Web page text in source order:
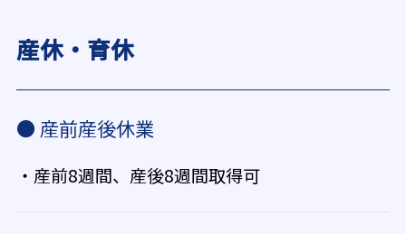
産休・育休
● 産前産後休業
・産前8週間、産後8週間取得可